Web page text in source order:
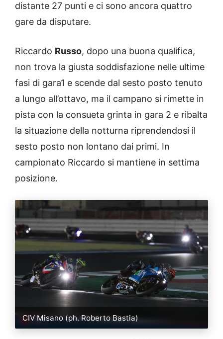
distante 27 punti e ci sono ancora quattro
gare da disputare.
Riccardo Russo, dopo una buona qualifica,
non trova la giusta soddisfazione nelle ultime
fasi di gara1 e scende dal sesto posto tenuto
a lungo all’ottavo, ma il campano si rimette in
pista con la consueta grinta in gara 2 e ribalta
la situazione della notturna riprendendosi il
sesto posto non lontano dai primi. In
campionato Riccardo si mantiene in settima
posizione.
CIV Misano (ph. Roberto Bastia)